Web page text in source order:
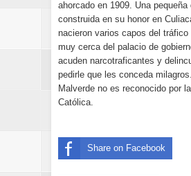
ahorcado en 1909. Una pequeña
construida en su honor en
nacieron varios capos del tráfico
muy cerca del palacio de
acuden narcotraficantes y
pedirle que les conceda
Malverde no es reconocido por
Católica.
Share on Facebook